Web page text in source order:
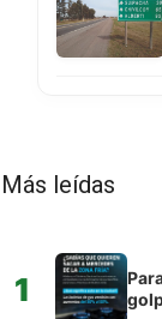
Más leídas
1